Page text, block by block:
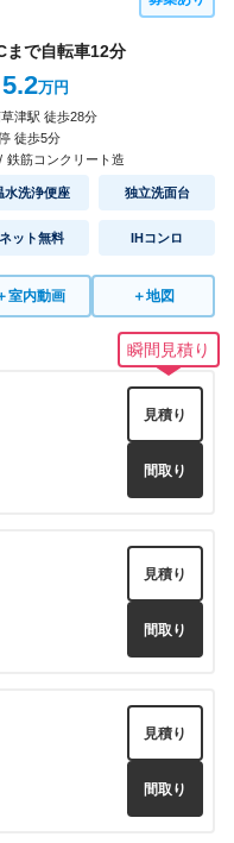
まで自転車12分
万円
津駅 徒歩28分
徒歩5分
/ 鉄筋コンクリート造
水洗浄便座 独立洗面台
ネット無料 IHコンロ
室内動画 ＋地図
瞬間見積り
見積り
間取り
見積り
間取り
見積り
間取り